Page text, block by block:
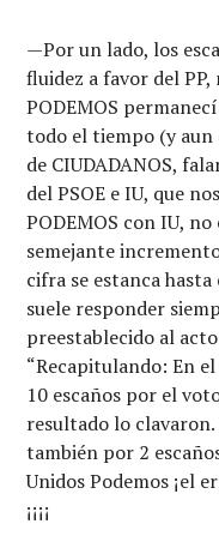
—Por un lado, los
fluidez a favor del
PODEMOS
todo el tiempo (y aun
de CIUDADANOS,
del PSOE e IU, que
PODEMOS con IU,
semejante
cifra se estanca
suele responder
preestablecido al
“Recapitulando: En
10 escaños por el
resultado lo clavaron.
también por 2
Unidos Podemos ¡el
¡¡¡¡